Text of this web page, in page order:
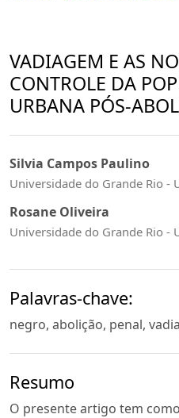
VADIAGEM E AS
CONTROLE DA
URBANA PÓS-
Silvia Campos Paulino
Universidade do Grande Rio -
Rosane Oliveira
Universidade do Grande Rio -
Palavras-chave:
negro, abolição, penal,
Resumo
O presente artigo tem